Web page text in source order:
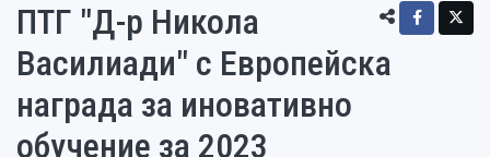
ПТГ "Д-р Никола
Василиади" с Европейска
награда за иновативно
обучение за 2023